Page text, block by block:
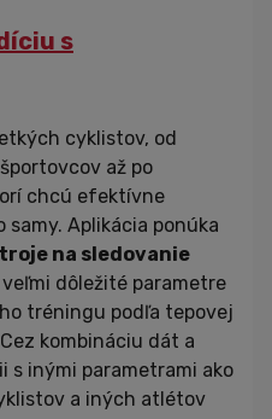
s
cyklistov, od
až po
chcú efektívne
Aplikácia ponúka
na sledovanie
dôležité parametre
tréningu podľa tepovej
kombináciu dát a
s inými parametrami ako
a iných atlétov